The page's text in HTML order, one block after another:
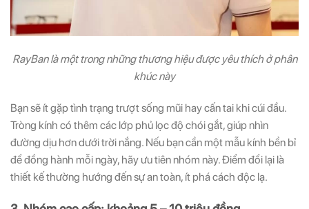
RayBan là một trong những thương hiệu được yêu thích ở phân
khúc này
Bạn sẽ ít gặp tình trạng trượt sống mũi hay cấn tai khi cúi đầu.
Tròng kính có thêm các lớp phủ lọc độ chói gắt, giúp nhìn
đường dịu hơn dưới trời nắng. Nếu bạn cần một mẫu kính bền bỉ
để đồng hành mỗi ngày, hãy ưu tiên nhóm này. Điểm đổi lại là
thiết kế thường hướng đến sự an toàn, ít phá cách độc lạ.